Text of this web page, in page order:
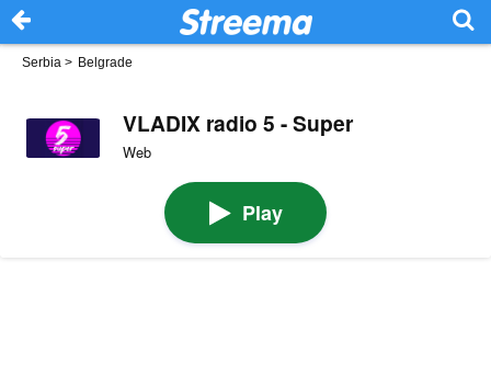
Serbia > Belgrade
VLADIX radio 5 - Super
Web
Play